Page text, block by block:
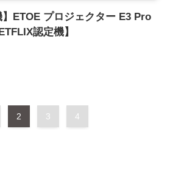
】ETOE プロジェクター E3 Pro
認定機】
2 3 4